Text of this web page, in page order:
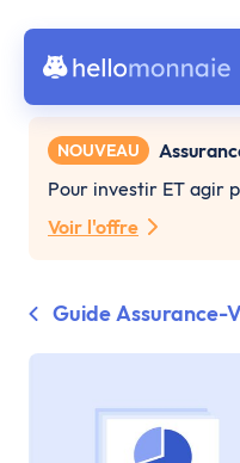
NOUVEAU
Pour investir ET agir
Voir l'offre
Guide Assurance-